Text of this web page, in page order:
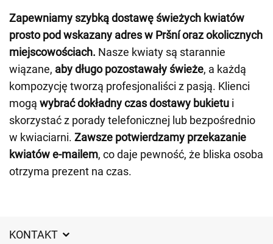
Zapewniamy szybką dostawę świeżych kwiatów
prosto pod wskazany adres w Pršní oraz okolicznych
miejscowościach. Nasze kwiaty są starannie
wiązane, aby długo pozostawały świeże, a każdą
kompozycję tworzą profesjonaliści z pasją. Klienci
mogą wybrać dokładny czas dostawy bukietu i
skorzystać z porady telefonicznej lub bezpośrednio
w kwiaciarni. Zawsze potwierdzamy przekazanie
kwiatów e-mailem, co daje pewność, że bliska osoba
otrzyma prezent na czas.
KONTAKT